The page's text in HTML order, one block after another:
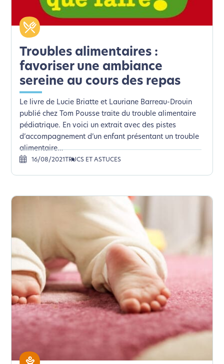
Troubles alimentaires :
favoriser une ambiance
sereine au cours des repas
Le livre de Lucie Briatte et Lauriane Barreau-Drouin
publié chez Tom Pousse traite du trouble alimentaire
pédiatrique. En voici un extrait avec des pistes
d’accompagnement d’un enfant présentant un trouble
alimentaire…
16/08/2021 TRUCS ET ASTUCES